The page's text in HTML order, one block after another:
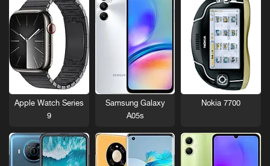
Nokia 7700
Samsung Galaxy
A05s
Apple Watch Series
9